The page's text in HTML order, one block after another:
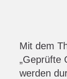
Mit dem
„Geprüfte
werden